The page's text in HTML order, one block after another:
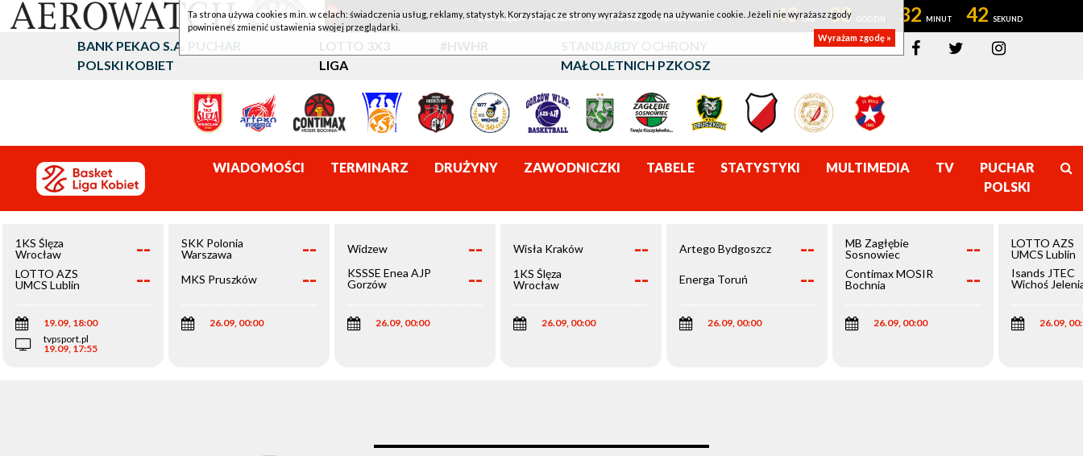
1KS ŚLĘZA WROCŁAW - LOTTO AZS UMCS LUBLIN 43 08 32 42
BANK PEKAO S.A. PUCHAR
POLSKI KOBIET
LOTTO 3X3
LIGA
#HWHR
STANDARDY OCHRONY
MAŁOLETNICH PZKOSZ
WIADOMOŚCI TERMINARZ DRUŻYNY ZAWODNICZKI TABELE STATYSTYKI MULTIMEDIA TV
PUCHAR
POLSKI
1KS Ślęza
Wrocław
--
LOTTO AZS
UMCS Lublin
--
19.09, 18:00
tvpsport.pl
19.09, 17:55
SKK Polonia
Warszawa
--
MKS Pruszków --
26.09, 00:00
Widzew --
KSSSE Enea AJP
Gorzów
--
26.09, 00:00
Wisła Kraków --
1KS Ślęza
Wrocław
--
26.09, 00:00
Artego Bydgoszcz --
Energa Toruń --
26.09, 00:00
MB Zagłębie
Sosnowiec
--
Contimax MOSIR
Bochnia
--
26.09, 00:00
LOTTO AZS
UMCS Lublin
Isands JTEC
Wichoś
26.09,
Ta strona używa cookies m.in. w celach: świadczenia usług, reklamy, statystyk. Korzystając ze strony wyrażasz zgodę na używanie cookie. Jeżeli nie wyrażasz zgody
powinieneś zmienić ustawienia swojej przeglądarki.
Wyrażam zgodę »